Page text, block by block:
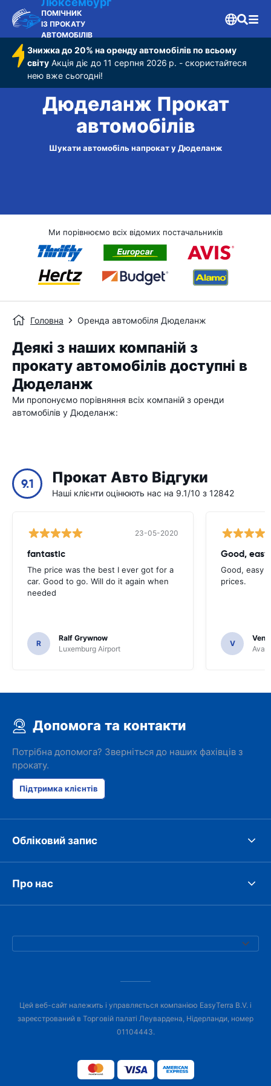
ПОМІЧНИК
ІЗ ПРОКАТУ
АВТОМОБІЛІВ
Знижка до 20% на оренду автомобілів по всьому
світу Акція діє до 11 серпня 2026 р. - скористайтеся
нею вже сьогодні!
Дюделанж Прокат
автомобілів
Шукати автомобіль напрокат у Дюделанж
Ми порівнюємо всіх відомих постачальників
Головна Оренда автомобіля Дюделанж
Деякі з наших компаній з
прокату автомобілів доступні в
Дюделанж
Ми пропонуємо порівняння всіх компаній з оренди
автомобілів у Дюделанж:
9.1 Прокат Авто Відгуки
Наші клієнти оцінюють нас на 9.1/10 з 12842
23-05-2020
fantastic
The price was the best I ever got for a
car. Good to go. Will do it again when
needed
R
Ralf Grywnow
Luxemburg Airport
Good,
Good, easy
prices.
V
Допомога та контакти
Потрібна допомога? Зверніться до наших фахівців з
прокату.
Підтримка клієнтів
Обліковий запис
Про нас
Цей веб-сайт належить і управляється компанією EasyTerra B.V. і
зареєстрований в Торговій палаті Леувардена, Нідерланди, номер
01104443.